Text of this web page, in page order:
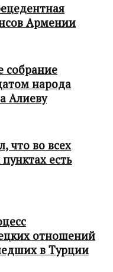
Армении
собрание
народа
Алиеву
что во всех
есть
отношений
в Турции